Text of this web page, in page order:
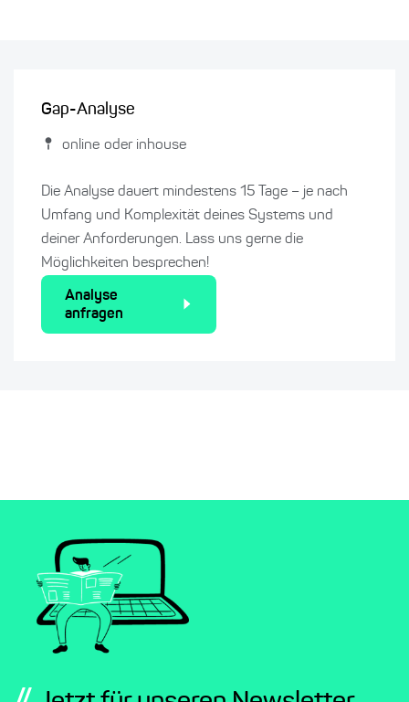
Gap-Analyse
online oder inhouse
Die Analyse dauert mindestens 15 Tage – je nach
Umfang und Komplexität deines Systems und
deiner Anforderungen. Lass uns gerne die
Möglichkeiten besprechen!
Analyse
anfragen